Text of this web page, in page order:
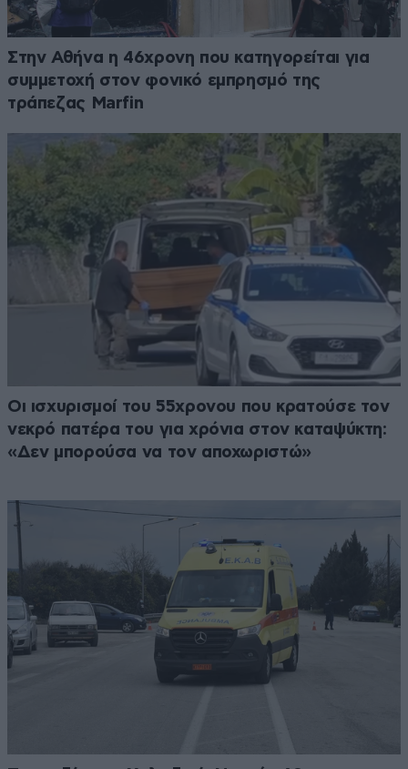
Στην Αθήνα η 46χρονη που κατηγορείται για
συμμετοχή στον φονικό εμπρησμό της
τράπεζας Marfin
Οι ισχυρισμοί του 55χρονου που κρατούσε τον
νεκρό πατέρα του για χρόνια στον καταψύκτη:
«Δεν μπορούσα να τον αποχωριστώ»